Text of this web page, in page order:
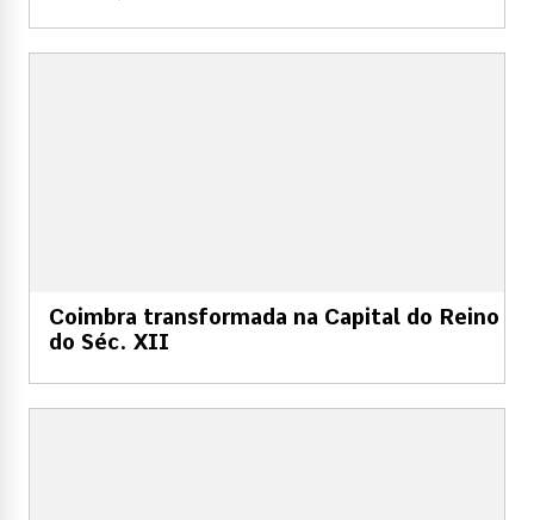
Coimbra transformada na Capital do Reino
do Séc. XII